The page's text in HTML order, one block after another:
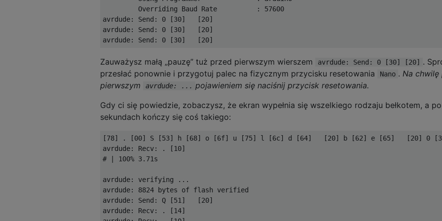
Overriding
Baud Rate :
57600
avrdude: Send : 0 [30] [20]
avrdude: Send : 0 [30] [20]
avrdude: Send : 0 [30] [20]
Zauważysz małą „pauzę” tuż przed pierwszym wierszem avrdude: Send: 0 [30] [20] .
przesłać ponownie i przygotuj palec na fizycznym przycisku resetowania
Nano . Na chwilę
pierwszym
avrdude: ... pojawieniem się naciśnij przycisk resetowania.
Gdy ci się powiedzie, zobaczysz, że ekran wypełnia się wszelkiego rodzaju bełkotem, a
sekundach kończy się coś takiego:
[78] . [00] S [53] h [68] o [6f] u [75] l [6c] d [64] [20] b [62] e [65] [20] 0 [
avrdude: Recv: . [10]
# | 100% 3.71s
avrdude: verifying
...
avrdude: 8824 bytes of flash verified
avrdude: Send : Q [51 ] [20]
avrdude: Recv: . [14]